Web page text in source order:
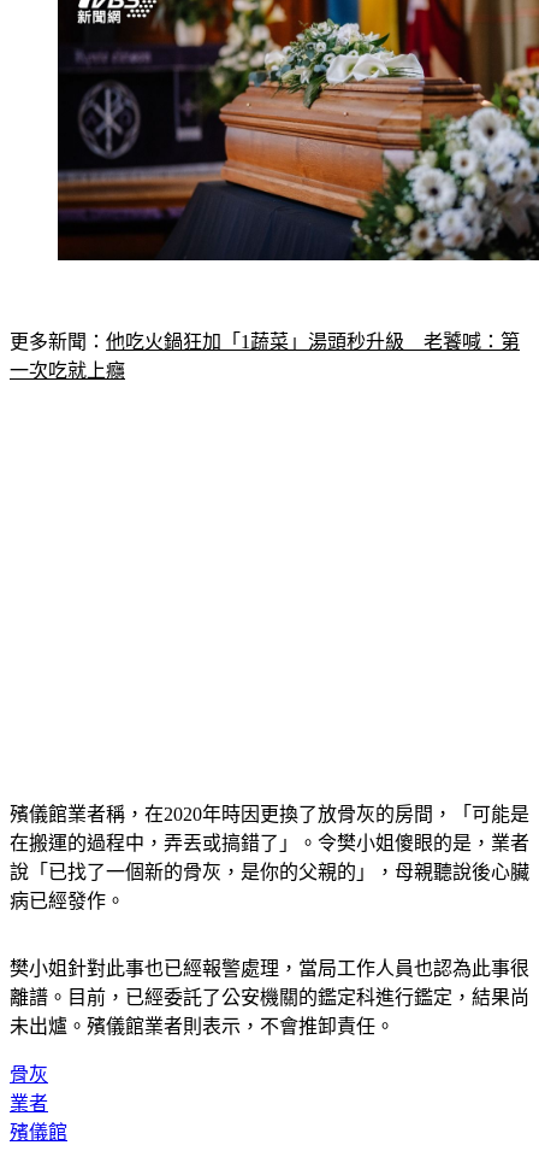
更多新聞： 他吃火鍋狂加「1蔬菜」湯頭秒升級　老饕喊：第
一次吃就上癮
殯儀館業者稱，在2020年時因更換了放骨灰的房間，「可能是
在搬運的過程中，弄丟或搞錯了」。令樊小姐傻眼的是，業者
說「已找了一個新的骨灰，是你的父親的」，母親聽說後心臟
病已經發作。
樊小姐針對此事也已經報警處理，當局工作人員也認為此事很
離譜。目前，已經委託了公安機關的鑑定科進行鑑定，結果尚
未出爐。殯儀館業者則表示，不會推卸責任。
骨灰
業者
殯儀館